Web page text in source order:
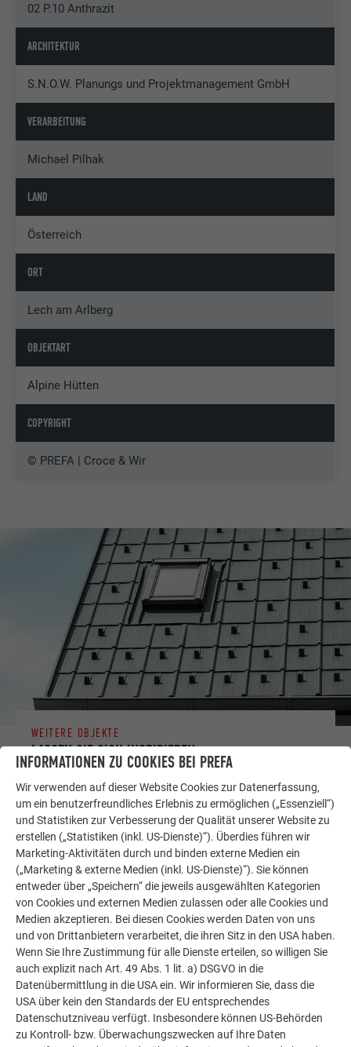
02 P.10 Anthrazit
ARCHITEKTUR
S.N.O.W. Planungs und Projektmanagement GmbH
VERARBEITUNG
Michael Pilhak
LAND
Österreich
ORT
Lech am Arlberg
OBJEKTART
Alpine Hütten
COPYRIGHT
© PREFA | Croce & Wir
LASSEN SIE SICH INSPIRIEREN
WEITERE OBJEKTE
Die PREFA Referenzgalerie zeigt, wie vielseitig
Aluminium eingesetzt werden kann. Entdecken Sie
weitere beeindruckende Projekte mit den langlebigen
PREFA Aluminiumlösungen für Dach, Solar und
Fassade.
MEHR REFERENZEN ANSEHEN
INFORMATIONEN ZU COOKIES BEI PREFA
Wir verwenden auf dieser Website Cookies zur Datenerfassung,
um ein benutzerfreundliches Erlebnis zu ermöglichen („Essenziell“)
und Statistiken zur Verbesserung der Qualität unserer Website zu
erstellen („Statistiken (inkl. US-Dienste)“). Überdies führen wir
Marketing-Aktivitäten durch und binden externe Medien ein
(„Marketing & externe Medien (inkl. US-Dienste)“). Sie können
entweder über „Speichern“ die jeweils ausgewählten Kategorien
von Cookies und externen Medien zulassen oder alle Cookies und
Medien akzeptieren. Bei diesen Cookies werden Daten von uns
und von Drittanbietern verarbeitet, die ihren Sitz in den USA haben.
Wenn Sie Ihre Zustimmung für alle Dienste erteilen, so willigen Sie
auch explizit nach Art. 49 Abs. 1 lit. a) DSGVO in die
Datenübermittlung in die USA ein. Wir informieren Sie, dass die
USA über kein den Standards der EU entsprechendes
Datenschutzniveau verfügt. Insbesondere können US-Behörden
zu Kontroll- bzw. Überwachungszwecken auf Ihre Daten